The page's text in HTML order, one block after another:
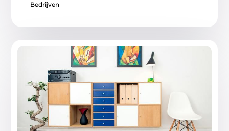
Bedrijven